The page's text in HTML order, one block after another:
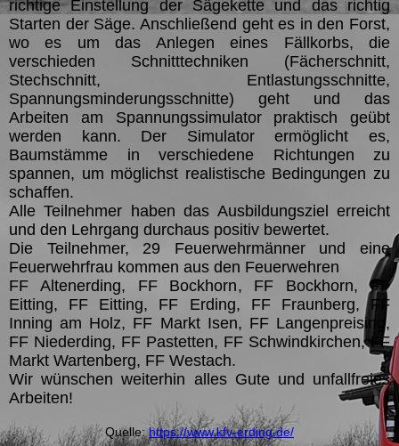
richtige Einstellung der Sägekette und das richtig
Starten der Säge. Anschließend geht es in den Forst,
wo es um das Anlegen eines Fällkorbs, die
verschieden Schnitttechniken (Fächerschnitt,
Stechschnitt, Entlastungsschnitte,
Spannungsminderungsschnitte) geht und das
Arbeiten am Spannungssimulator praktisch geübt
werden kann. Der Simulator ermöglicht es,
Baumstämme in verschiedene Richtungen zu
spannen, um möglichst realistische Bedingungen zu
schaffen.
Alle Teilnehmer haben das Ausbildungsziel erreicht
und den Lehrgang durchaus positiv bewertet.
Die Teilnehmer, 29 Feuerwehrmänner und eine
Feuerwehrfrau kommen aus den Feuerwehren
FF Altenerding, FF Bockhorn, FF Bockhorn, FF
Eitting, FF Eitting, FF Erding, FF Fraunberg, FF
Inning am Holz, FF Markt Isen, FF Langenpreising,
FF Niederding, FF Pastetten, FF Schwindkirchen, FF
Markt Wartenberg, FF Westach.
Wir wünschen weiterhin alles Gute und unfallfreies
Arbeiten!
Quelle:https://www.kfv-erding.de/